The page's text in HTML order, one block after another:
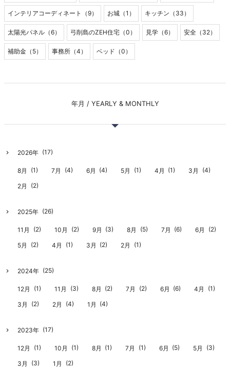
インテリアコーディネート（9） お城（1） キッチン（33）
太陽光パネル（6） 弓削島のZEH住宅（0） 見学（6） 安全（32）
補助金（5） 事務所（4） ベッド（0）
年月 / YEARLY & MONTHLY
2026年 (17)
8月 (1) 7月 (4) 6月 (4) 5月 (1) 4月 (1) 3月 (4)
2月 (2)
2025年 (26)
11月 (2) 10月 (2) 9月 (3) 8月 (5) 7月 (6) 6月 (2)
5月 (2) 4月 (1) 3月 (2) 2月 (1)
2024年 (25)
12月 (1) 11月 (3) 8月 (2) 7月 (2) 6月 (6) 4月 (1)
3月 (2) 2月 (4) 1月 (4)
2023年 (17)
12月 (1) 10月 (1) 8月 (1) 7月 (1) 6月 (5) 5月 (3)
3月 (3) 1月 (2)